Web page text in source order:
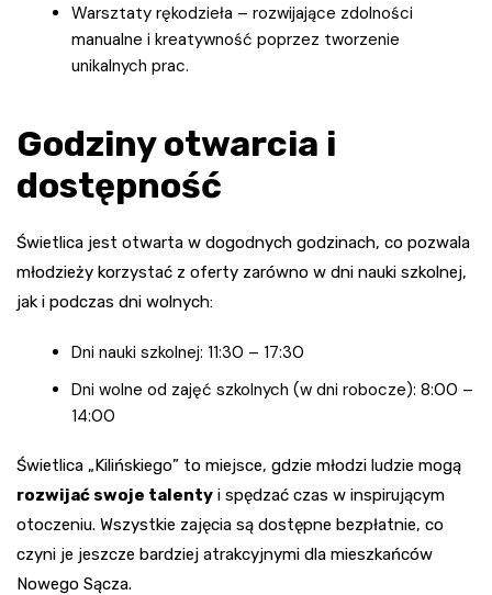
Warsztaty rękodzieła – rozwijające zdolności
manualne i kreatywność poprzez tworzenie
unikalnych prac.
Godziny otwarcia i
dostępność
Świetlica jest otwarta w dogodnych godzinach, co pozwala
młodzieży korzystać z oferty zarówno w dni nauki szkolnej,
jak i podczas dni wolnych:
Dni nauki szkolnej: 11:30 – 17:30
Dni wolne od zajęć szkolnych (w dni robocze): 8:00 –
14:00
Świetlica „Kilińskiego” to miejsce, gdzie młodzi ludzie mogą
rozwijać swoje talenty i spędzać czas w inspirującym
otoczeniu. Wszystkie zajęcia są dostępne bezpłatnie, co
czyni je jeszcze bardziej atrakcyjnymi dla mieszkańców
Nowego Sącza.